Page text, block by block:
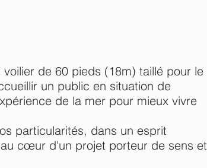
de 60 pieds (18m) taillé pour le
un public en situation de
de la mer pour mieux vivre
particularités, dans un esprit
cœur d'un projet porteur de sens et